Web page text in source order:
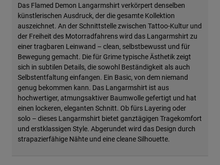
Das Flamed Demon Langarmshirt verkörpert denselben
künstlerischen Ausdruck, der die gesamte Kollektion
auszeichnet. An der Schnittstelle zwischen Tattoo-Kultur und
der Freiheit des Motorradfahrens wird das Langarmshirt zu
einer tragbaren Leinwand – clean, selbstbewusst und für
Bewegung gemacht. Die für Grime typische Ästhetik zeigt
sich in subtilen Details, die sowohl Beständigkeit als auch
Selbstentfaltung einfangen. Ein Basic, von dem niemand
genug bekommen kann. Das Langarmshirt ist aus
hochwertiger, atmungsaktiver Baumwolle gefertigt und hat
einen lockeren, eleganten Schnitt. Ob fürs Layering oder
solo – dieses Langarmshirt bietet ganztägigen Tragekomfort
und erstklassigen Style. Abgerundet wird das Design durch
strapazierfähige Nähte und eine cleane Silhouette.